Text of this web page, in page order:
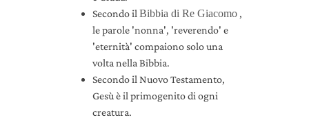
Secondo il Bibbia di Re Giacomo ,
le parole 'nonna', 'reverendo' e
'eternità' compaiono solo una
volta nella Bibbia.
Secondo il Nuovo Testamento,
Gesù è il primogenito di ogni
creatura.